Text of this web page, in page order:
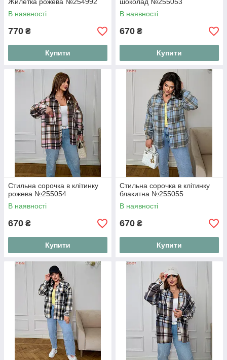
В наявності
770 ₴
Купити
В наявності
670 ₴
Купити
Стильна сорочка в клітинку
рожева №255054
В наявності
670 ₴
Купити
Стильна сорочка в клітинку
блакитна №255055
В наявності
670 ₴
Купити